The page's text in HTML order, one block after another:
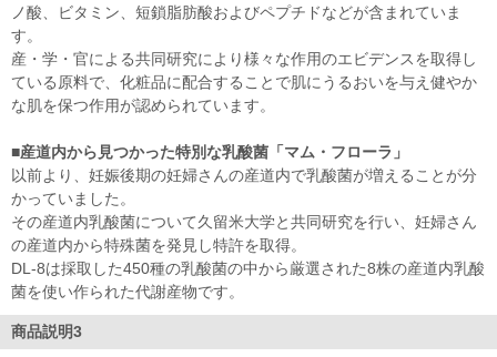
ノ酸、ビタミン、短鎖脂肪酸およびペプチドなどが含まれていま
す。
産・学・官による共同研究により様々な作用のエビデンスを取得し
ている原料で、化粧品に配合することで肌にうるおいを与え健やか
な肌を保つ作用が認められています。
■産道内から見つかった特別な乳酸菌「マム・フローラ」
以前より、妊娠後期の妊婦さんの産道内で乳酸菌が増えることが分
かっていました。
その産道内乳酸菌について久留米大学と共同研究を行い、妊婦さん
の産道内から特殊菌を発見し特許を取得。
DL-8は採取した450種の乳酸菌の中から厳選された8株の産道内乳酸
菌を使い作られた代謝産物です。
商品説明3